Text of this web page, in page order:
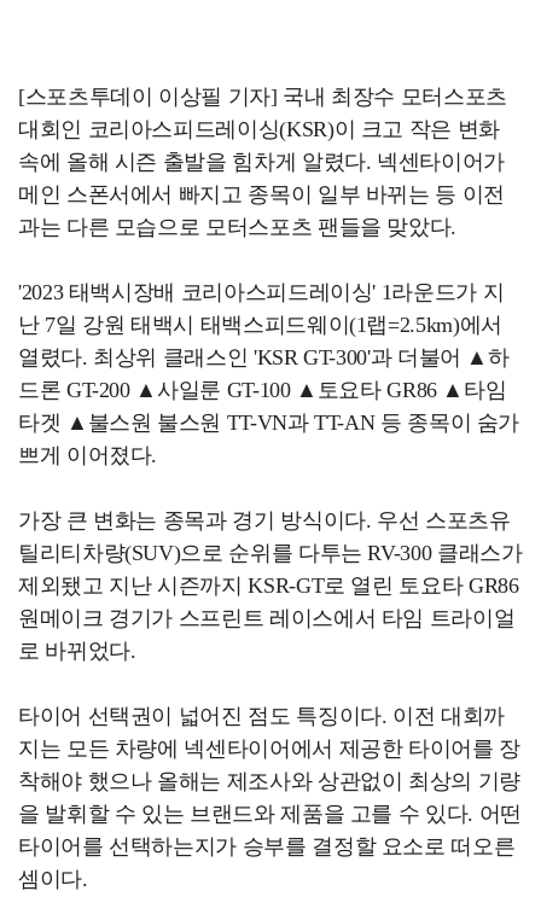
[스포츠투데이 이상필 기자] 국내 최장수 모터스포츠
대회인 코리아스피드레이싱(KSR)이 크고 작은 변화
속에 올해 시즌 출발을 힘차게 알렸다. 넥센타이어가
메인 스폰서에서 빠지고 종목이 일부 바뀌는 등 이전
과는 다른 모습으로 모터스포츠 팬들을 맞았다.
'2023 태백시장배 코리아스피드레이싱' 1라운드가 지
난 7일 강원 태백시 태백스피드웨이(1랩=2.5km)에서
열렸다. 최상위 클래스인 'KSR GT-300'과 더불어 ▲하
드론 GT-200 ▲사일룬 GT-100 ▲토요타 GR86 ▲타임
타겟 ▲불스원 불스원 TT-VN과 TT-AN 등 종목이 숨가
쁘게 이어졌다.
가장 큰 변화는 종목과 경기 방식이다. 우선 스포츠유
틸리티차량(SUV)으로 순위를 다투는 RV-300 클래스가
제외됐고 지난 시즌까지 KSR-GT로 열린 토요타 GR86
원메이크 경기가 스프린트 레이스에서 타임 트라이얼
로 바뀌었다.
타이어 선택권이 넓어진 점도 특징이다. 이전 대회까
지는 모든 차량에 넥센타이어에서 제공한 타이어를 장
착해야 했으나 올해는 제조사와 상관없이 최상의 기량
을 발휘할 수 있는 브랜드와 제품을 고를 수 있다. 어떤
타이어를 선택하는지가 승부를 결정할 요소로 떠오른
셈이다.